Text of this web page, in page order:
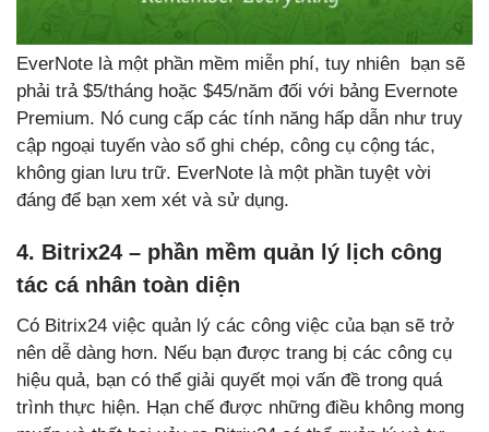
EverNote là một phần mềm miễn phí, tuy nhiên bạn sẽ
phải trả $5/tháng hoặc $45/năm đối với bảng Evernote
Premium. Nó cung cấp các tính năng hấp dẫn như truy
cập ngoại tuyến vào sổ ghi chép, công cụ cộng tác,
không gian lưu trữ. EverNote là một phần tuyệt vời
đáng để bạn xem xét và sử dụng.
4. Bitrix24 – phần mềm quản lý lịch công
tác cá nhân toàn diện
Có Bitrix24 việc quản lý các công việc của bạn sẽ trở
nên dễ dàng hơn. Nếu bạn được trang bị các công cụ
hiệu quả, bạn có thể giải quyết mọi vấn đề trong quá
trình thực hiện. Hạn chế được những điều không mong